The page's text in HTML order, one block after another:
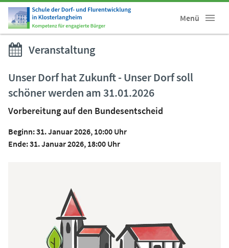
Menü
Veranstaltung
Unser Dorf hat Zukunft - Unser Dorf soll
schöner werden am 31.01.2026
Vorbereitung auf den Bundesentscheid
Beginn: 31. Januar 2026, 10:00 Uhr
Ende: 31. Januar 2026, 18:00 Uhr